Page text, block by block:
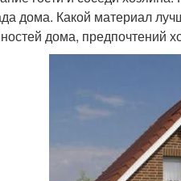
дома. Какой материал
дома, предпочтений